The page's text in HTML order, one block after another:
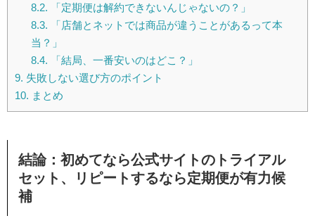
8.2. 「定期便は解約できないんじゃないの？」
8.3. 「店舗とネットでは商品が違うことがあるって本
当？」
8.4. 「結局、一番安いのはどこ？」
9. 失敗しない選び方のポイント
10. まとめ
結論：初めてなら公式サイトのトライアル
セット、リピートするなら定期便が有力候
補